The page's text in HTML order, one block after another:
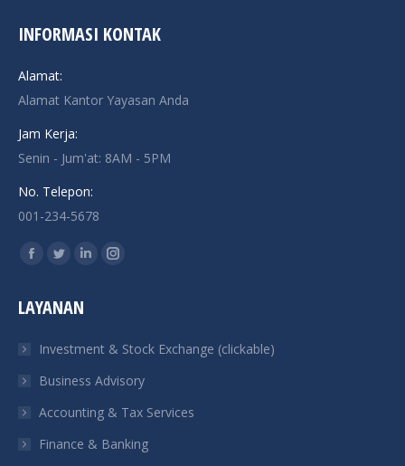
INFORMASI KONTAK
Alamat:
Alamat Kantor Yayasan Anda
Jam Kerja:
Senin - Jum'at: 8AM - 5PM
No. Telepon:
001-234-5678
Find us on:
Facebook
opens
new
window
Twitter
opens
new
window
Linkedin
new
window
Instagram
new
window
LAYANAN
Investment & Stock Exchange (clickable)
Business Advisory
Accounting & Tax Services
Finance & Banking